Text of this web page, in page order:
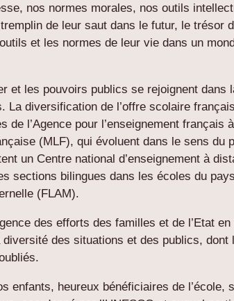
nos normes morales, nos outils
de leur saut dans le futur, le trésor
et les normes de leur vie dans un
et les pouvoirs publics se rejoignent dans
La diversification de l’offre scolaire
de l’Agence pour l’enseignement français
(MLF), qui évoluent dans le sens du
un Centre national d’enseignement à
sections bilingues dans les écoles du
(FLAM).
des efforts des familles et de l’Etat
diversité des situations et des publics, dont
enfants, heureux bénéficiaires de l’école,